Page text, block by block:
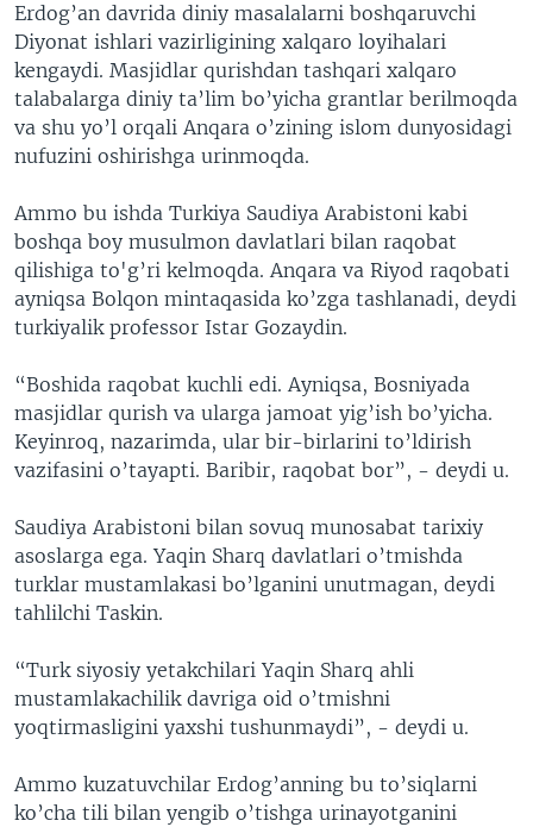
Erdog’an davrida diniy masalalarni boshqaruvchi
Diyonat ishlari vazirligining xalqaro loyihalari
kengaydi. Masjidlar qurishdan tashqari xalqaro
talabalarga diniy ta’lim bo’yicha grantlar berilmoqda
va shu yo’l orqali Anqara o’zining islom dunyosidagi
nufuzini oshirishga urinmoqda.
Ammo bu ishda Turkiya Saudiya Arabistoni kabi
boshqa boy musulmon davlatlari bilan raqobat
qilishiga to'g’ri kelmoqda. Anqara va Riyod raqobati
ayniqsa Bolqon mintaqasida ko’zga tashlanadi, deydi
turkiyalik professor Istar Gozaydin.
“Boshida raqobat kuchli edi. Ayniqsa, Bosniyada
masjidlar qurish va ularga jamoat yig’ish bo’yicha.
Keyinroq, nazarimda, ular bir-birlarini to’ldirish
vazifasini o’tayapti. Baribir, raqobat bor”, - deydi u.
Saudiya Arabistoni bilan sovuq munosabat tarixiy
asoslarga ega. Yaqin Sharq davlatlari o’tmishda
turklar mustamlakasi bo’lganini unutmagan, deydi
tahlilchi Taskin.
“Turk siyosiy yetakchilari Yaqin Sharq ahli
mustamlakachilik davriga oid o’tmishni
yoqtirmasligini yaxshi tushunmaydi”, - deydi u.
Ammo kuzatuvchilar Erdog’anning bu to’siqlarni
ko’cha tili bilan yengib o’tishga urinayotganini